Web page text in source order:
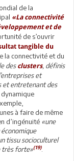
de la
«La connectivité
et de
de s’ouvrir
tangible du
la connectivité et du
des clusters, définis
et
et entretenant des
dynamique
à faire de même
d’ingénuité «une
tissu socioculturel
très forte»(19).